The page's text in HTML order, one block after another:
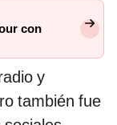
con
y
también fue